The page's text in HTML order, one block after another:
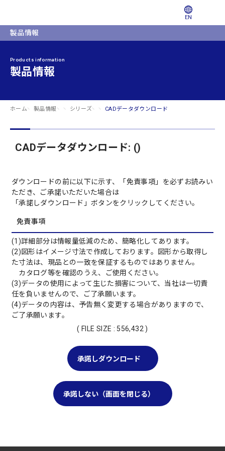
EN
製品情報
Products information
製品情報
ホーム 製品情報 シリーズ CADデータダウンロード
CADデータダウンロード: ()
ダウンロードの前に以下に示す、「免責事項」を必ずお読みい
ただき、ご承諾いただいた場合は
「承諾しダウンロード」ボタンをクリックしてください。
免責事項
(1)詳細部分は情報量低減のため、簡略化してあります。
(2)図形はイメージ寸法で作成しております。図形から取得し
た寸法は、現品との一致を保証するものではありません。
カタログ等を確認のうえ、ご使用ください。
(3)データの使用によって生じた損害について、当社は一切責
任を負いませんので、ご了承願います。
(4)データの内容は、予告無く変更する場合がありますので、
ご了承願います。
( FILE SIZE : 556,432 )
承諾しダウンロード
承諾しない（画面を閉じる）